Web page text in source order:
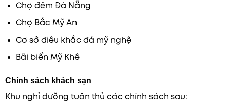
Chợ đêm Đà Nẵng
Chợ Bắc Mỹ An
Cơ sở điêu khắc đá mỹ nghệ
Bãi biển Mỹ Khê
Chính sách khách sạn
Khu nghỉ dưỡng tuân thủ các chính sách sau: